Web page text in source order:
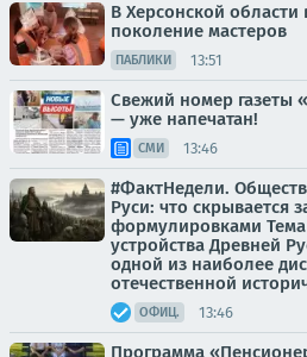
В Херсонской
поколение мастеров
ПАБЛИКИ 13:51
Свежий номер газеты
— уже напечатан!
СМИ 13:46
#ФактНедели.
Руси: что скрывается
формулировками
устройства Древней
одной из наиболее
отечественной
ОФИЦ. 13:46
Программа